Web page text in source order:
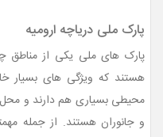
پارک ملی دریاچه ارومیه
پارک های ملی یکی از مناطق
هستند که ویژگی های بسیار
محیطی بسیاری هم دارند و محل
و جانوران هستند. از جمله